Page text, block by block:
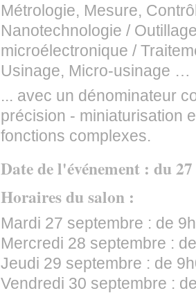
Métrologie, Mesure,
Nanotechnologie /
microélectronique /
Usinage, Micro-usinage …
... avec un dénominateur
précision - miniaturisation
fonctions complexes.
Date de l'événement : du
Horaires du salon :
Mardi 27 septembre : de
Mercredi 28 septembre :
Jeudi 29 septembre : de
Vendredi 30 septembre :